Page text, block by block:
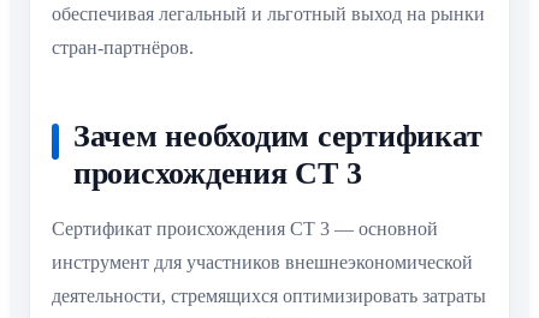
обеспечивая легальный и льготный выход на рынки
стран-партнёров.
Зачем необходим сертификат
происхождения СТ 3
Сертификат происхождения СТ 3 — основной
инструмент для участников внешнеэкономической
деятельности, стремящихся оптимизировать затраты